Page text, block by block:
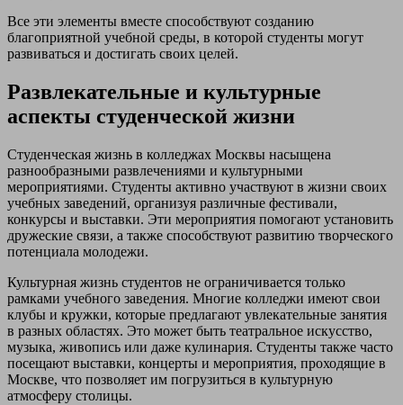
Все эти элементы вместе способствуют созданию
благоприятной учебной среды, в которой студенты могут
развиваться и достигать своих целей.
Развлекательные и культурные
аспекты студенческой жизни
Студенческая жизнь в колледжах Москвы насыщена
разнообразными развлечениями и культурными
мероприятиями. Студенты активно участвуют в жизни своих
учебных заведений, организуя различные фестивали,
конкурсы и выставки. Эти мероприятия помогают установить
дружеские связи, а также способствуют развитию творческого
потенциала молодежи.
Культурная жизнь студентов не ограничивается только
рамками учебного заведения. Многие колледжи имеют свои
клубы и кружки, которые предлагают увлекательные занятия
в разных областях. Это может быть театральное искусство,
музыка, живопись или даже кулинария. Студенты также часто
посещают выставки, концерты и мероприятия, проходящие в
Москве, что позволяет им погрузиться в культурную
атмосферу столицы.